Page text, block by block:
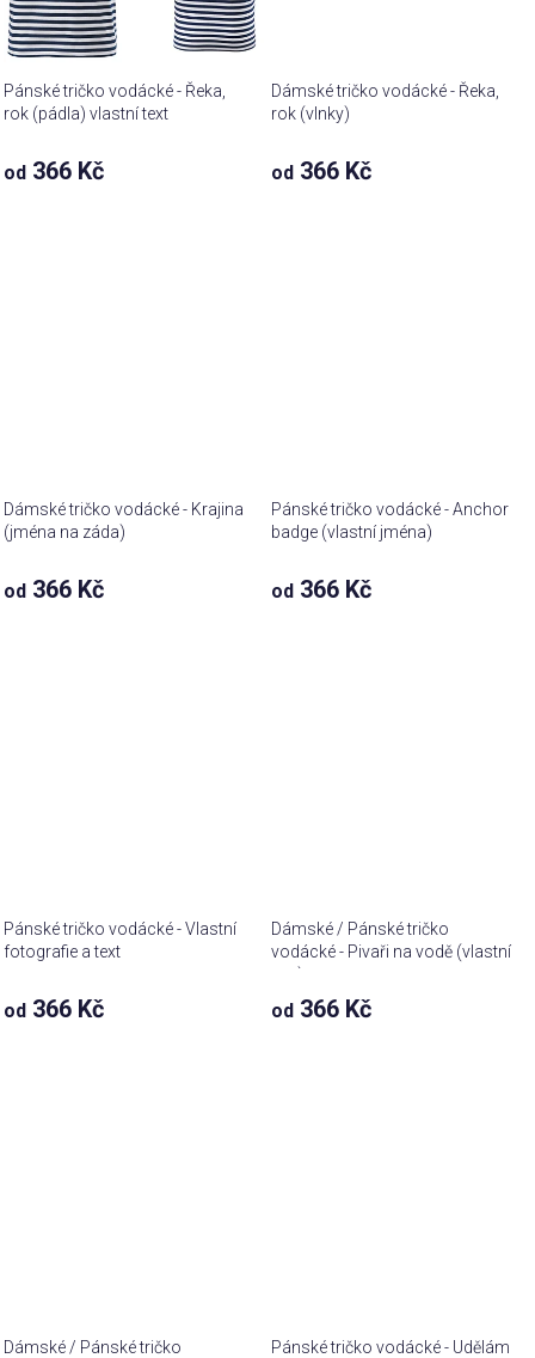
Pánské tričko vodácké - Řeka,
rok (pádla) vlastní text
od 366 Kč
Dámské tričko vodácké - Řeka,
rok (vlnky)
od 366 Kč
Dámské tričko vodácké - Krajina
(jména na záda)
od 366 Kč
Pánské tričko vodácké - Anchor
badge (vlastní jména)
od 366 Kč
Pánské tričko vodácké - Vlastní
fotografie a text
od 366 Kč
Dámské / Pánské tričko
vodácké - Pivaři na vodě (vlastní
text)
od 366 Kč
Dámské / Pánské tričko
Pánské tričko vodácké - Udělám